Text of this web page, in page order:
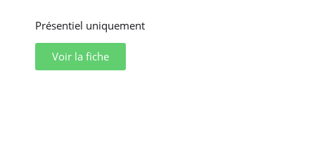
Présentiel uniquement
Voir la fiche